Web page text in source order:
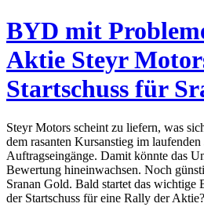
BYD mit
Aktie Steyr
Startschuss für
Steyr Motors scheint zu liefern, was
dem rasanten Kursanstieg im
Auftragseingänge. Damit könnte das
Bewertung hineinwachsen. Noch
Sranan Gold. Bald startet das wichtige
der Startschuss für eine Rally der